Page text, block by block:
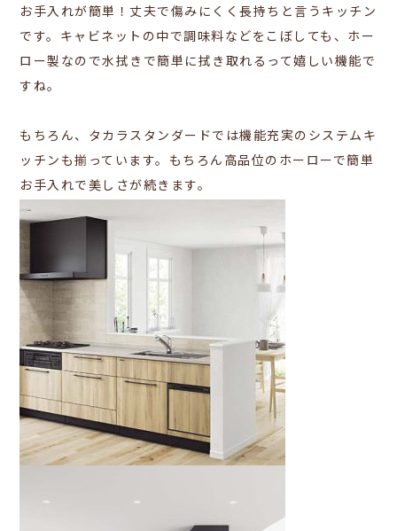
お手入れが簡単！丈夫で傷みにくく長持ちと言うキッチン
です。キャビネットの中で調味料などをこぼしても、ホー
ロー製なので水拭きで簡単に拭き取れるって嬉しい機能で
すね。
もちろん、タカラスタンダードでは機能充実のシステムキ
ッチンも揃っています。もちろん高品位のホーローで簡単
お手入れで美しさが続きます。